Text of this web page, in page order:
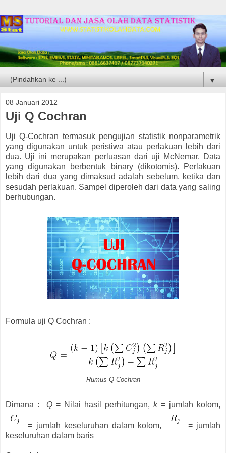
▼
08 Januari 2012
Uji Q Cochran
Uji Q-Cochran termasuk pengujian statistik nonparametrik
yang digunakan untuk peristiwa atau perlakuan lebih dari
dua. Uji ini merupakan perluasan dari uji McNemar. Data
yang digunakan berbentuk binary (dikotomis). Perlakuan
lebih dari dua yang dimaksud adalah sebelum, ketika dan
sesudah perlakuan. Sampel diperoleh dari data yang saling
berhubungan.
Formula uji Q Cochran :
Rumus Q Cochran
Dimana : Q = Nilai hasil perhitungan, k= jumlah kolom,
= jumlah keseluruhan dalam kolom,
= jumlah
keseluruhan dalam baris